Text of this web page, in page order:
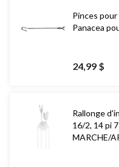
Pinces
Panacea
24,99 $
Rallonge
16/2, 14 pi
MARCHE/